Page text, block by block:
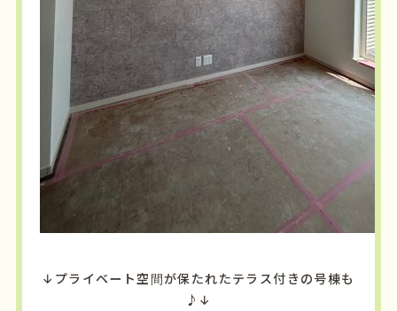
↓プライベート空間が保たれたテラス付きの号棟も
♪↓